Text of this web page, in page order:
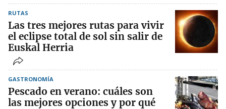
RUTAS
Las tres mejores rutas para vivir
el eclipse total de sol sin salir de
Euskal Herria
GASTRONOMÍA
Pescado en verano: cuáles son
las mejores opciones y por qué